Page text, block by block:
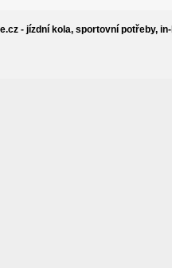
- jízdní kola, sportovní potřeby,